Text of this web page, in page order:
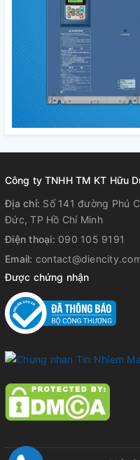
Công ty TNHH TM KT Hữu
Địa chỉ: Số 141 đường Phú
Đức, TP Hồ Chí Minh
Điện thoại: 090 105 9191
Email:
Được chứng nhận